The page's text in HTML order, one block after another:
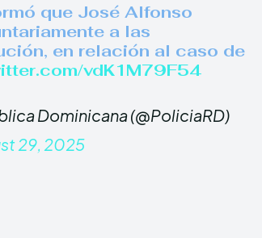
que José Alfonso
a las
en relación al caso de
vdK1M79F54
Dominicana (@PoliciaRD)
29, 2025